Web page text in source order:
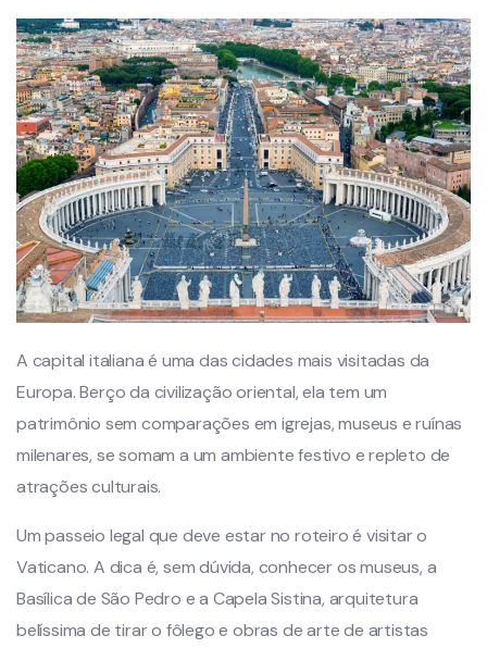
A capital italiana é uma das cidades mais visitadas da
Europa. Berço da civilização oriental, ela tem um
patrimônio sem comparações em igrejas, museus e ruínas
milenares, se somam a um ambiente festivo e repleto de
atrações culturais.
Um passeio legal que deve estar no roteiro é visitar o
Vaticano. A dica é, sem dúvida, conhecer os museus, a
Basílica de São Pedro e a Capela Sistina, arquitetura
belíssima de tirar o fôlego e obras de arte de artistas